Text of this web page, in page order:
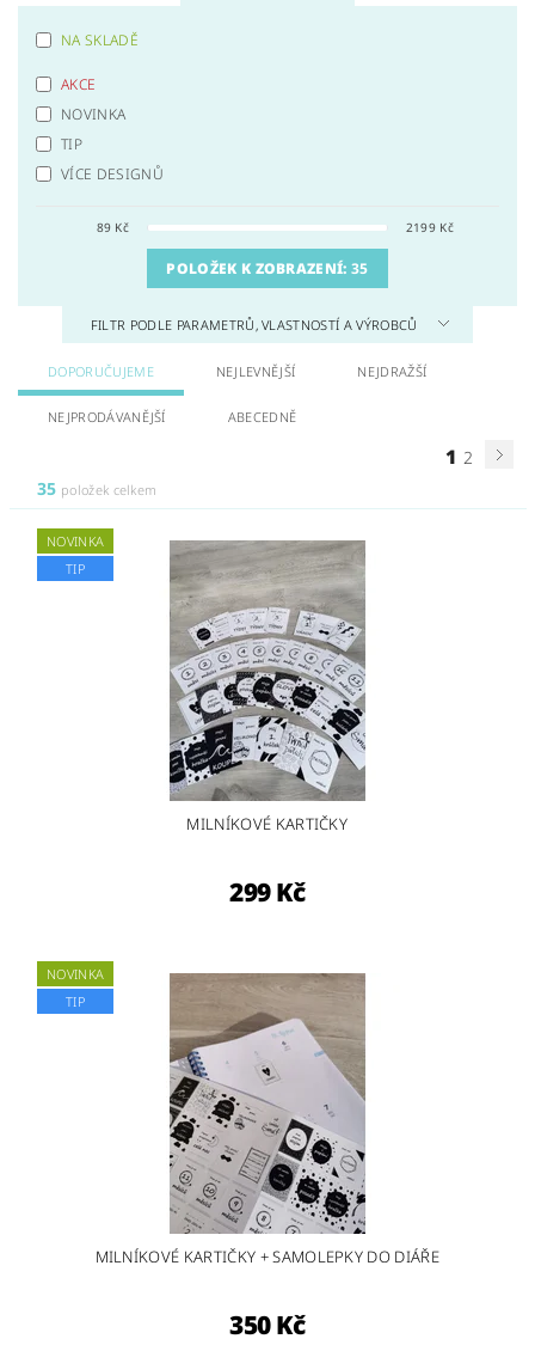
NA SKLADĚ
AKCE
NOVINKA
TIP
VÍCE DESIGNŮ
89 Kč 2199 Kč
POLOŽEK K ZOBRAZENÍ:35
FILTR PODLE PARAMETRŮ, VLASTNOSTÍ A VÝROBCŮ
DOPORUČUJEME NEJLEVNĚJŠÍ NEJDRAŽŠÍ
NEJPRODÁVANĚJŠÍ ABECEDNĚ
1 2
35 položek celkem
NOVINKA
TIP
MILNÍKOVÉ KARTIČKY
299 Kč
NOVINKA
TIP
MILNÍKOVÉ KARTIČKY + SAMOLEPKY DO DIÁŘE
350 Kč